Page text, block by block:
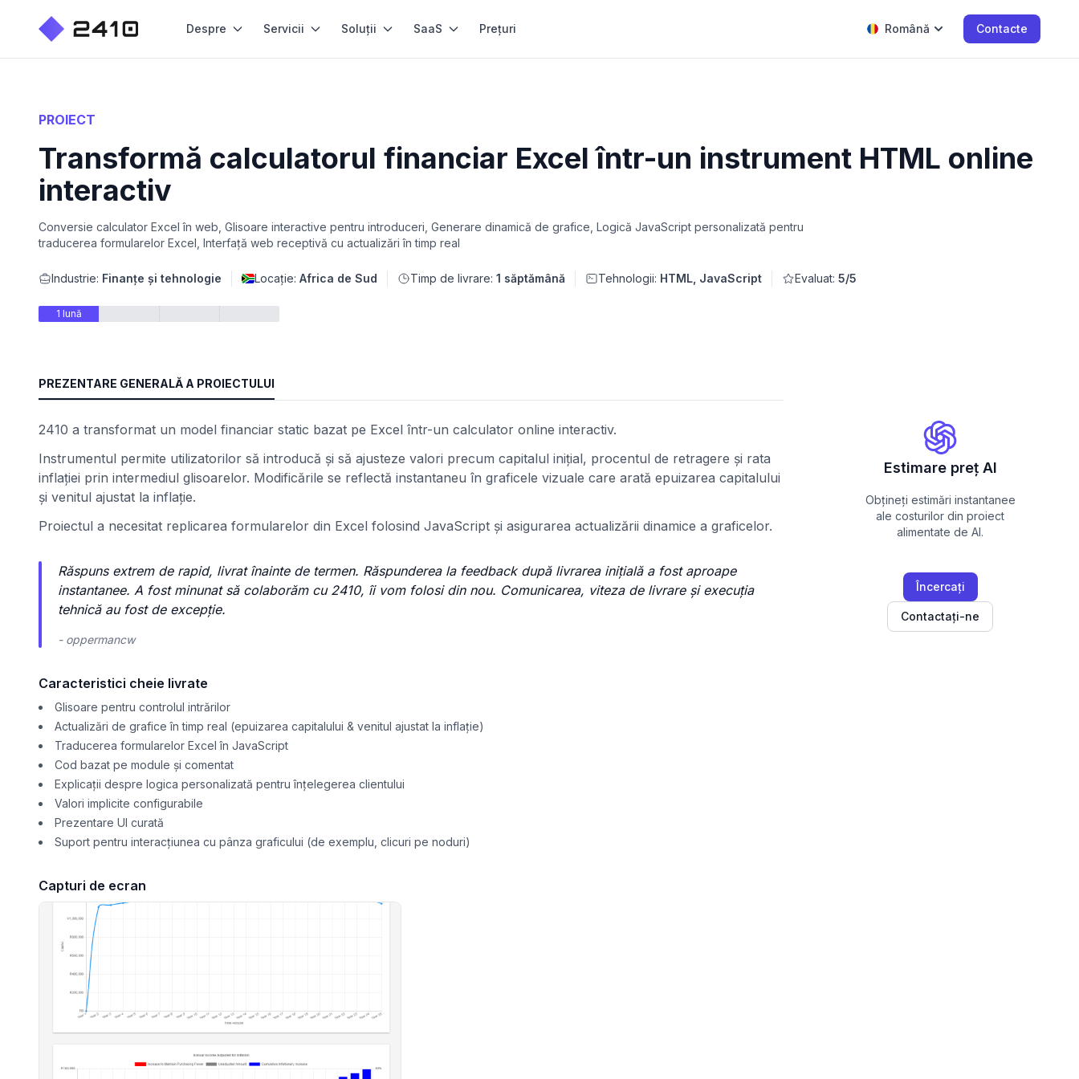
Despre Servicii Soluții SaaS Prețuri Română Contacte
PROIECT
Transformă calculatorul financiar Excel într-un instrument HTML online
interactiv
Conversie calculator Excel în web, Glisoare interactive pentru introduceri, Generare dinamică de grafice, Logică JavaScript personalizată pentru
traducerea formularelor Excel, Interfață web receptivă cu actualizări în timp real
Industrie: Finanțe și tehnologie Locație: Africa de Sud Timp de livrare: 1 săptămână Tehnologii: HTML, JavaScript Evaluat: 5/5
1 lună
PREZENTARE GENERALĂ A PROIECTULUI
2410 a transformat un model financiar static bazat pe Excel într-un calculator online interactiv.
Instrumentul permite utilizatorilor să introducă și să ajusteze valori precum capitalul inițial, procentul de retragere și rata
inflației prin intermediul glisoarelor. Modificările se reflectă instantaneu în graficele vizuale care arată epuizarea capitalului
și venitul ajustat la inflație.
Proiectul a necesitat replicarea formularelor din Excel folosind JavaScript și asigurarea actualizării dinamice a graficelor.
Răspuns extrem de rapid, livrat înainte de termen. Răspunderea la feedback după livrarea inițială a fost aproape
instantanee. A fost minunat să colaborăm cu 2410, îi vom folosi din nou. Comunicarea, viteza de livrare și execuția
tehnică au fost de excepție.
- oppermancw
Caracteristici cheie livrate
Glisoare pentru controlul intrărilor
Actualizări de grafice în timp real (epuizarea capitalului & venitul ajustat la inflație)
Traducerea formularelor Excel în JavaScript
Cod bazat pe module și comentat
Explicații despre logica personalizată pentru înțelegerea clientului
Valori implicite configurabile
Prezentare UI curată
Suport pentru interacțiunea cu pânza graficului (de exemplu, clicuri pe noduri)
Capturi de ecran
Estimare preț AI
Obțineți estimări instantanee
ale costurilor din proiect
alimentate de AI.
Încercați
Contactați-ne